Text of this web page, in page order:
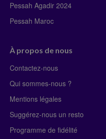
Pessah Agadir 2024
Pessah Maroc
À propos de nous
Contactez-nous
Qui sommes-nous ?
Mentions légales
Suggérez-nous un resto
Programme de fidélité